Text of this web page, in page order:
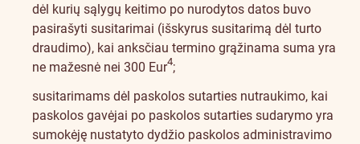
dėl kurių sąlygų keitimo po nurodytos datos buvo
pasirašyti susitarimai (išskyrus susitarimą dėl turto
draudimo), kai anksčiau termino grąžinama suma yra
ne mažesnė nei 300 Eur4;
susitarimams dėl paskolos sutarties nutraukimo, kai
paskolos gavėjai po paskolos sutarties sudarymo yra
sumokėję nustatyto dydžio paskolos administravimo